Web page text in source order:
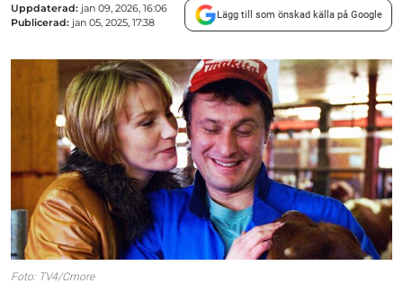
Uppdaterad: jan 09, 2026, 16:06
Publicerad: jan 05, 2025, 17:38
Lägg till som önskad källa på Google
Foto: TV4/Cmore